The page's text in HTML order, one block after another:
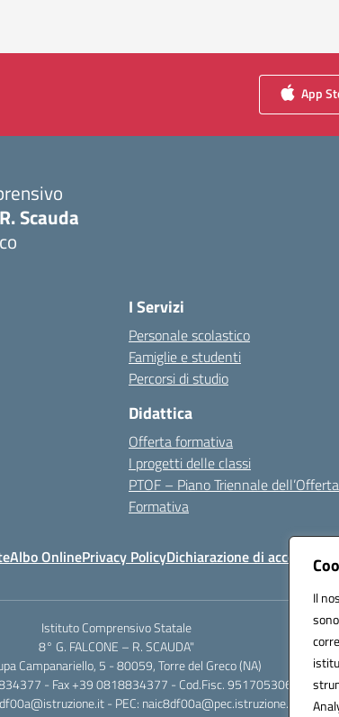
Il
App
Scauda
I Servizi
Personale scolastico
Famiglie e studenti
Percorsi di studio
Didattica
Offerta formativa
I progetti delle classi
PTOF – Piano Triennale dell’Offerta
Formativa
Albo OnlinePrivacy PolicyDichiarazione di
Istituto Comprensivo Statale
8° G. FALCONE – R. SCAUDA"
Campanariello, 5 - 80059, Torre del Greco (NA)
- Fax +39 0818834377 - Cod.Fisc. 95170530638
- PEC: naic8df00a@pec.istruzione.it